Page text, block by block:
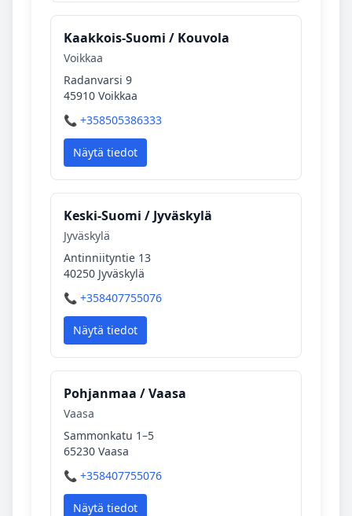
Kaakkois‑Suomi / Kouvola
Voikkaa
Radanvarsi 9
45910 Voikkaa
📞 +358505386333
Näytä tiedot
Keski‑Suomi / Jyväskylä
Jyväskylä
Antinniityntie 13
40250 Jyväskylä
📞 +358407755076
Näytä tiedot
Pohjanmaa / Vaasa
Vaasa
Sammonkatu 1–5
65230 Vaasa
📞 +358407755076
Näytä tiedot